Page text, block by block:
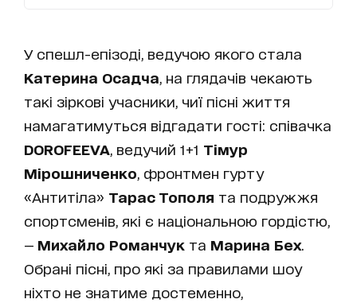
У спешл-епізоді, ведучою якого стала
Катерина Осадча , на глядачів чекають
такі зіркові учасники, чиї пісні життя
намагатимуться відгадати гості: співачка
DOROFEEVA , ведучий 1+1 Тімур
Мірошниченко , фронтмен гурту
«Антитіла» Тарас Тополя та подружжя
спортсменів, які є національною гордістю,
— Михайло Романчук та Марина Бех.
Обрані пісні, про які за правилами шоу
ніхто не знатиме достеменно,